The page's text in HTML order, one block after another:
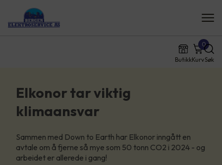
ButikkKurv
0
Søk
Elkonor tar viktig
klimaansvar
Sammen med Down to Earth har Elkonor inngått en
avtale om å fjerne så mye som 50 tonn CO2 i 2024 - og
arbeidet er allerede i gang!